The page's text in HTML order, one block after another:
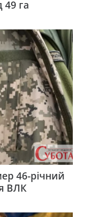
49 га
46-річний
ВЛК